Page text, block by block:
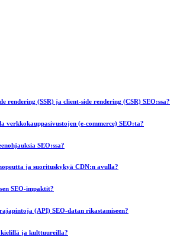
rendering (SSR) ja client-side rendering (CSR) SEO:ssa?
verkkokauppasivustojen (e-commerce) SEO:ta?
SEO:ssa?
ja suorituskykyä CDN:n avulla?
SEO-impaktit?
(API) SEO-datan rikastamiseen?
ja kulttuureilla?